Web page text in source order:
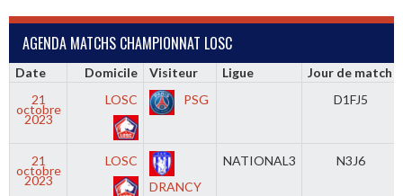
AGENDA MATCHS CHAMPIONNAT LOSC
Date Domicile Visiteur Ligue
Jour de match
21
octobre
2023
LOSC PSG D1FJ5
21
octobre
2023
LOSC
DRANCY
NATIONAL3 N3J6